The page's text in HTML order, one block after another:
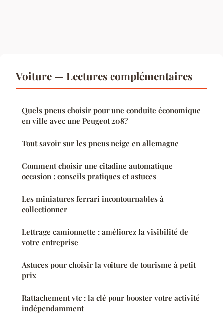
Voiture — Lectures complémentaires
Quels pneus choisir pour une conduite économique
en ville avec une Peugeot 208?
Tout savoir sur les pneus neige en allemagne
Comment choisir une citadine automatique
occasion : conseils pratiques et astuces
Les miniatures ferrari incontournables à
collectionner
Lettrage camionnette : améliorez la visibilité de
votre entreprise
Astuces pour choisir la voiture de tourisme à petit
prix
Rattachement vtc : la clé pour booster votre activité
indépendamment